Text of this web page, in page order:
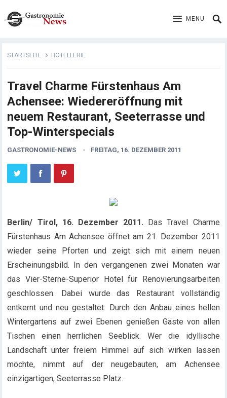
MENU
STARTSEITE HOTELLERIE
Travel Charme Fürstenhaus Am
Achensee: Wiedereröffnung mit
neuem Restaurant, Seeterrasse und
Top-Winterspecials
GASTRONOMIE-NEWS FREITAG, 16. DEZEMBER 2011
Berlin/ Tirol, 16. Dezember 2011. Das Travel Charme
Fürstenhaus Am Achensee öffnet am 21. Dezember 2011
wieder seine Pforten und zeigt sich mit einem neuen
Erscheinungsbild. In den vergangenen zwei Monaten war
das Vier-Sterne-Superior Hotel für Renovierungsarbeiten
geschlossen. Dabei wurde das Restaurant vollständig
entkernt und neu gestaltet: Durch den Anbau eines hellen
Wintergartens auf zwei Ebenen genießen Gäste von allen
Tischen einen herrlichen Seeblick. Wer die idyllische
Landschaft unter freiem Himmel auf sich wirken lassen
möchte, nimmt auf der neugebauten, am Achensee
einzigartigen, Seeterrasse Platz.